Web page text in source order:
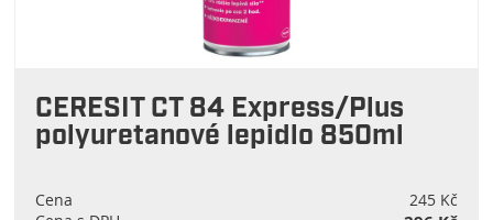
CERESIT CT 84 Express/Plus
polyuretanové lepidlo 850ml
Cena
245 Kč